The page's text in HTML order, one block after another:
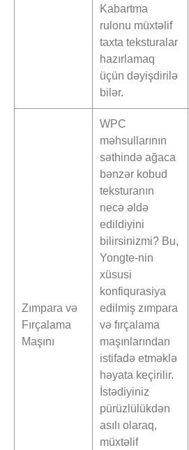
Kabartma
rulonu müxtəlif
taxta teksturalar
hazırlamaq
üçün dəyişdirilə
bilər.
Zımpara və
Fırçalama
Maşını
WPC
məhsullarının
səthində ağaca
bənzər kobud
teksturanın
necə əldə
edildiyini
bilirsinizmi? Bu,
Yongte-nin
xüsusi
konfiqurasiya
edilmiş zımpara
və fırçalama
maşınlarından
istifadə etməklə
həyata keçirilir.
İstədiyiniz
pürüzlülükdən
asılı olaraq,
müxtəlif